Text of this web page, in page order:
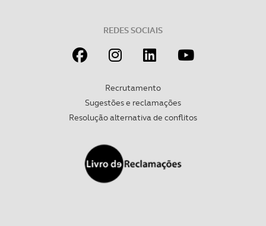
REDES SOCIAIS
Recrutamento
Sugestões e reclamações
Resolução alternativa de conflitos